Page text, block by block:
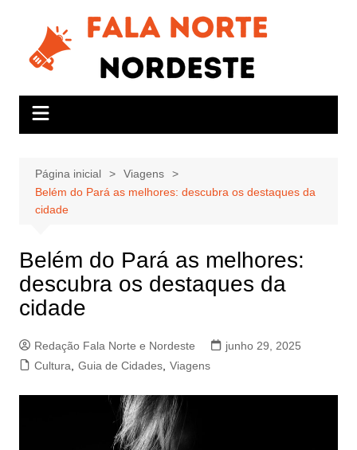
conteúdo
Página inicial
Viagens
Belém do Pará as melhores: descubra os destaques da
cidade
Belém do Pará as melhores:
descubra os destaques da
cidade
Redação Fala Norte e Nordeste
junho 29, 2025
Cultura
Guia de Cidades, Viagens